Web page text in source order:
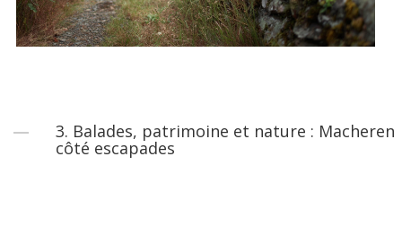
3. Balades, patrimoine et nature : Macheren
côté escapades